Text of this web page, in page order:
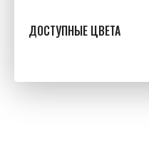
ДОСТУПНЫЕ ЦВЕТА